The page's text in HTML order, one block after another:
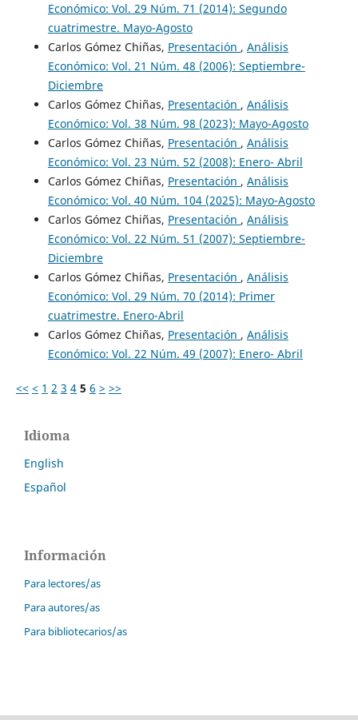
Económico: Vol. 29 Núm. 71 (2014): Segundo
cuatrimestre. Mayo-Agosto
Carlos Gómez Chiñas, Presentación , Análisis
Económico: Vol. 21 Núm. 48 (2006): Septiembre-
Diciembre
Carlos Gómez Chiñas, Presentación , Análisis
Económico: Vol. 38 Núm. 98 (2023): Mayo-Agosto
Carlos Gómez Chiñas, Presentación , Análisis
Económico: Vol. 23 Núm. 52 (2008): Enero- Abril
Carlos Gómez Chiñas, Presentación , Análisis
Económico: Vol. 40 Núm. 104 (2025): Mayo-Agosto
Carlos Gómez Chiñas, Presentación , Análisis
Económico: Vol. 22 Núm. 51 (2007): Septiembre-
Diciembre
Carlos Gómez Chiñas, Presentación , Análisis
Económico: Vol. 29 Núm. 70 (2014): Primer
cuatrimestre. Enero-Abril
Carlos Gómez Chiñas, Presentación , Análisis
Económico: Vol. 22 Núm. 49 (2007): Enero- Abril
<< < 1 2 3 4 5 6 > >>
Idioma
English
Español
Información
Para lectores/as
Para autores/as
Para bibliotecarios/as